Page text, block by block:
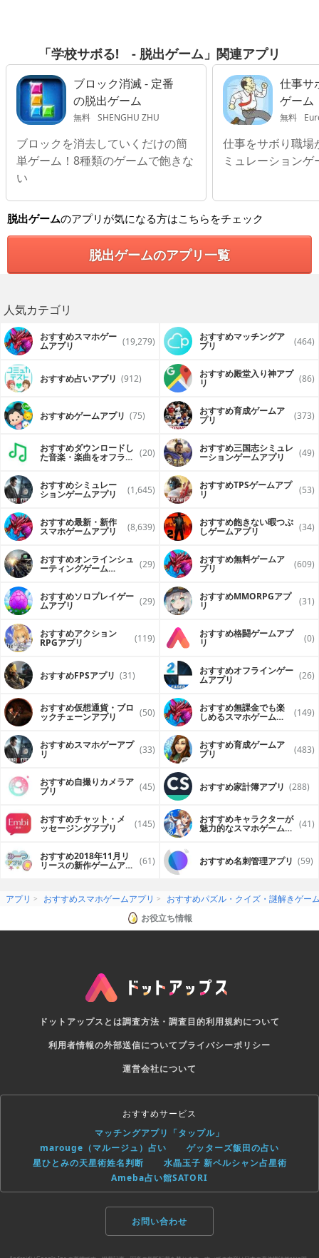
「学校サボる! - 脱出ゲーム」関連アプリ
ブロック消滅 - 定番
の脱出ゲーム
無料 SHENGHU ZHU
ブロックを消去していくだけの簡
単ゲーム！8種類のゲームで飽きな
い
仕事
ゲーム
無料
仕事をサボり職場
ミュレーションゲ
脱出ゲームのアプリが気になる方はこちらをチェック
脱出ゲームのアプリ一覧
人気カテゴリ
おすすめスマホゲー
ムアプリ (19,279) おすすめマッチングア
プリ (464)
おすすめ占いアプリ (912) おすすめ殿堂入り神アプ
リ (86)
おすすめゲームアプリ (75) おすすめ育成ゲームア
プリ (373)
おすすめダウンロードし
た音楽・楽曲をオフライ (20) おすすめ三国志シミュレ
ーションゲームアプリ (49)
おすすめシミュレー
ションゲームアプリ (1,645) おすすめTPSゲームアプ
リ (53)
おすすめ最新・新作
スマホゲームアプリ (8,639) おすすめ飽きない暇つぶ
しゲームアプリ (34)
おすすめオンラインシュ
ーティングゲーム (29) おすすめ無料ゲームア
プリ (609)
おすすめソロプレイゲー
ムアプリ (29) おすすめ MMORPGアプ
リ (31)
おすすめアクション
RPGアプリ (119) おすすめ格闘ゲームアプ
リ (0)
おすすめFPSアプリ (31) おすすめオフラインゲー
ムアプリ (26)
おすすめ仮想通貨・ブロ
ックチェーンアプリ (50) おすすめ無課金でも楽
しめるスマホゲームア (149)
おすすめスマホゲーアプ
リ (33) おすすめ育成ゲームア
プリ (483)
おすすめ自撮りカメラア
プリ (45) おすすめ家計簿アプリ (288)
おすすめチャット・メ
ッセージングアプリ (145) おすすめキャラクターが
魅力的なスマホゲームア (41)
おすすめ2018年11月リ
リースの新作ゲームアプ (61) おすすめ名刺管理アプリ (59)
アプリ おすすめスマホゲームアプリ
おすすめパズル・クイズ・謎解きゲー
お役立ち情報
ドットアップスとは調査方法・調査目的利用規約について
利用者情報の外部送信についてプライバシーポリシー
運営会社について
おすすめサービス
マッチングアプリ「タップル」
marouge（マルージュ）占い
ゲッターズ飯田の占い
星ひとみの天星術姓名判断
水晶玉子 新ペルシャン占星術
Ameba占い館SATORI
お問い合わせ